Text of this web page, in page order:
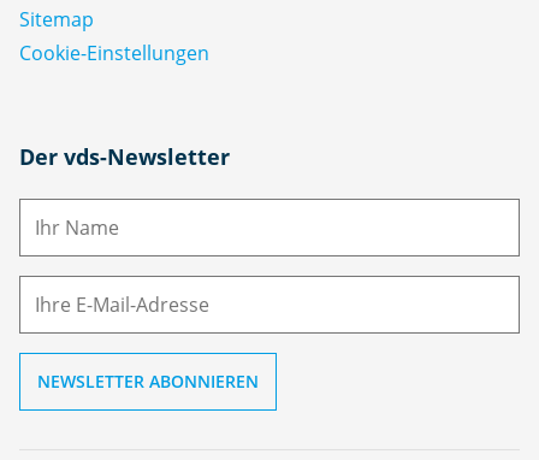
Sitemap
Cookie-Einstellungen
Der vds-Newsletter
N
M